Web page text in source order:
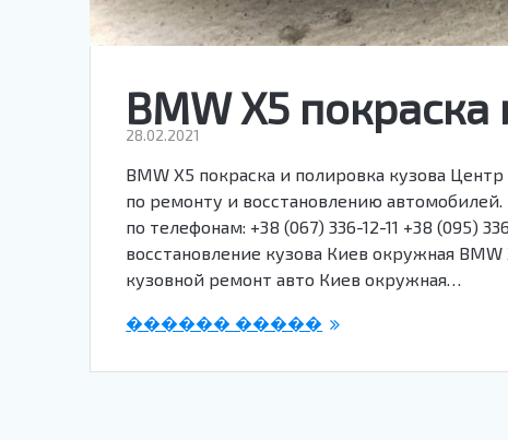
BMW X5
28.02.2021
BMW X5 покраска и полировка кузова
по ремонту и восстановлению
по телефонам: +38 (067) 336-12-11 +38 (095)
восстановление кузова Киев окружная
кузовной ремонт авто Киев окружная…
������ �����